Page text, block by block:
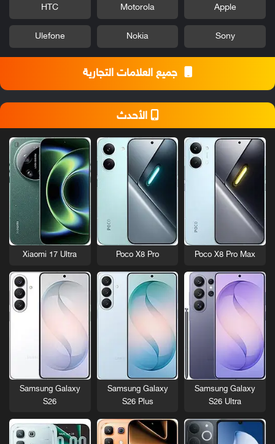
Apple
Motorola
HTC
Sony
Nokia
Ulefone
جميع العلامات التجارية
الأحدث
Poco X8 Pro Max
Poco X8 Pro
Xiaomi 17 Ultra
Samsung Galaxy
S26 Ultra
Samsung Galaxy
S26 Plus
Samsung Galaxy
S26